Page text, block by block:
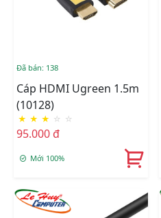
Đã bán: 138
Cáp HDMI Ugreen 1.5m
(10128)
★ ★ ★ ☆ ☆
95.000 đ
Mới 100%